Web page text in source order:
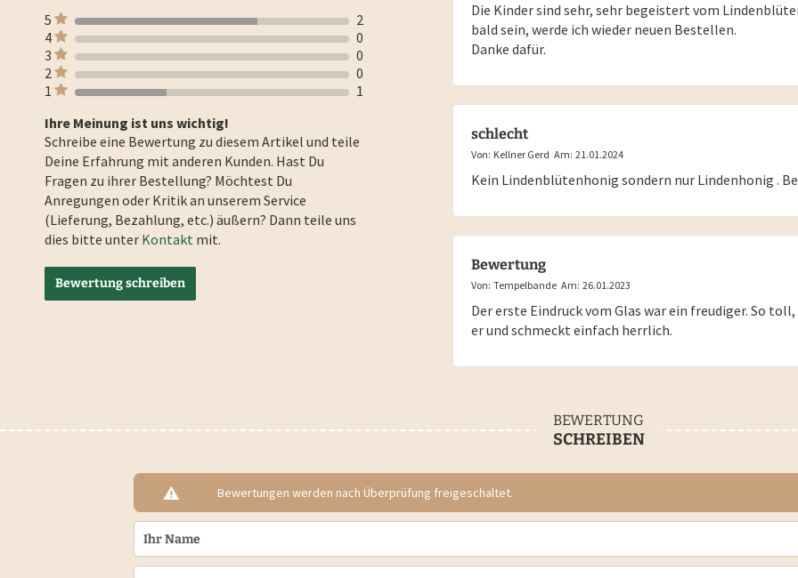
5
2
4
0
3
0
2
0
1
1
Ihre Meinung ist uns wichtig!
Schreibe eine Bewertung zu diesem Artikel und teile
Deine Erfahrung mit anderen Kunden. Hast Du
Fragen zu ihrer Bestellung? Möchtest Du
Anregungen oder Kritik an unserem Service
(Lieferung, Bezahlung, etc.) äußern? Dann teile uns
dies bitte unter Kontakt mit.
Bewertung schreiben
Die Kinder sind sehr, sehr begeistert vom
bald sein, werde ich wieder neuen Bestellen.
Danke dafür.
schlecht
Von: Kellner Gerd Am: 21.01.2024
Kein Lindenblütenhonig sondern nur Lindenhonig .
Bewertung
Von: Tempelbande Am: 26.01.2023
Der erste Eindruck vom Glas war ein freudiger. So
er und schmeckt einfach herrlich.
BEWERTUNG
SCHREIBEN
Bewertungen werden nach Überprüfung freigeschaltet.